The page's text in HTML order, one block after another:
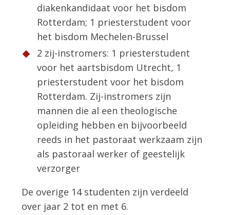
diakenkandidaat voor het bisdom
Rotterdam; 1 priesterstudent voor
het bisdom Mechelen-Brussel
2 zij-instromers: 1 priesterstudent
voor het aartsbisdom Utrecht, 1
priesterstudent voor het bisdom
Rotterdam. Zij-instromers zijn
mannen die al een theologische
opleiding hebben en bijvoorbeeld
reeds in het pastoraat werkzaam zijn
als pastoraal werker of geestelijk
verzorger
De overige 14 studenten zijn verdeeld
over jaar 2 tot en met 6.